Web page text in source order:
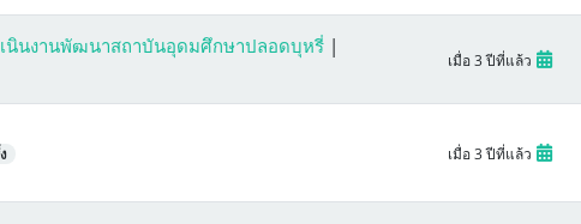
เนินงานพัฒนาสถาบันอุดมศึกษาปลอดบุหรี่ |
เมื่อ 3 ปีที่แล้ว
เมื่อ 3 ปีที่แล้ว